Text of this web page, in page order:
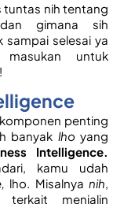
dan gimana sih
sampai selesai ya
untuk
penting
banyak lho yang
kamu udah
lho. Misalnya nih,
menjalin